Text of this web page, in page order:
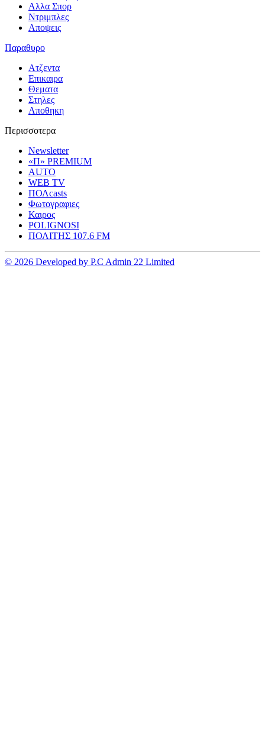
Αλλα Σπορ
Ντριμπλες
Αποψεις
Παραθυρο
Ατζεντα
Επικαιρα
Θεματα
Στηλες
Αποθηκη
Περισσοτερα
Newsletter
«Π» PREMIUM
AUTO
WEB TV
ΠΟΛcasts
Φωτογραφιες
Καιρος
POLIGNOSI
ΠΟΛΙΤΗΣ 107.6 FM
© 2026 Developed by P.C Admin 22 Limited